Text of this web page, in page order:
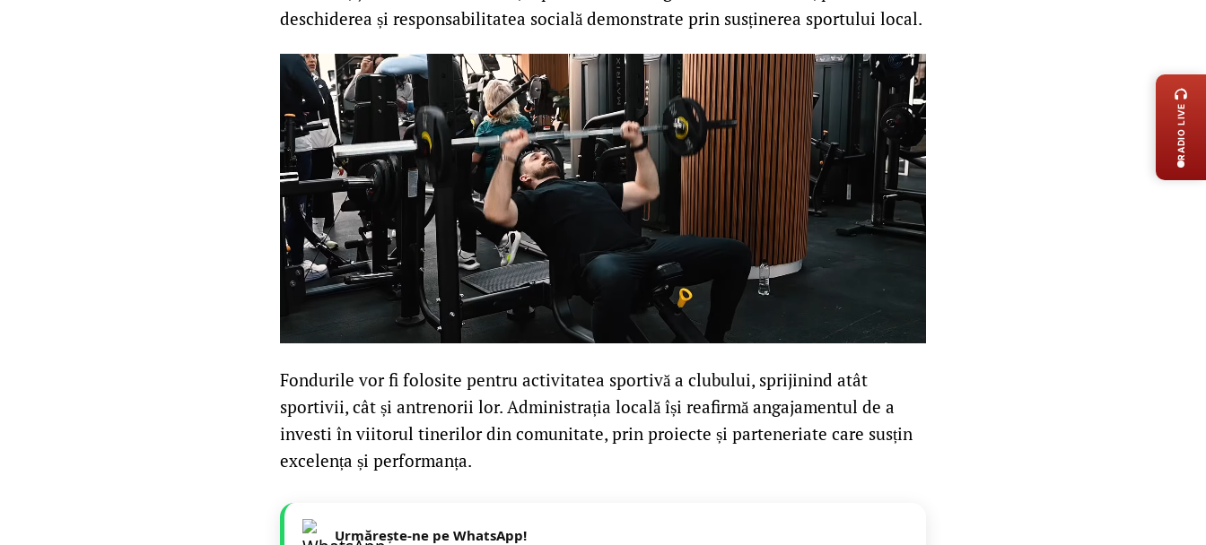
deschiderea și responsabilitatea socială demonstrate prin susținerea sportului local.
Fondurile vor fi folosite pentru activitatea sportivă a clubului, sprijinind atât
sportivii, cât și antrenorii lor. Administrația locală își reafirmă angajamentul de a
investi în viitorul tinerilor din comunitate, prin proiecte și parteneriate care susțin
excelența și performanța.
Urmărește-ne pe WhatsApp!
RADIO LIVE